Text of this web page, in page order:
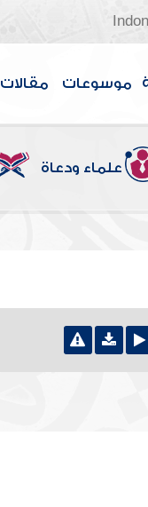
موسوعات مقالات
علماء ودعاة